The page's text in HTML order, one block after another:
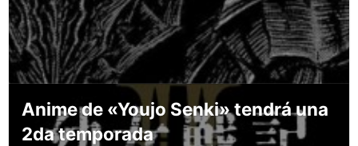
Anime de «Youjo Senki» tendrá una
2da temporada